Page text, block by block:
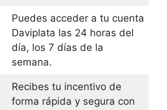
Puedes acceder a tu cuenta
Daviplata las 24 horas del
día, los 7 días de la
semana.
Recibes tu incentivo de
forma rápida y segura con